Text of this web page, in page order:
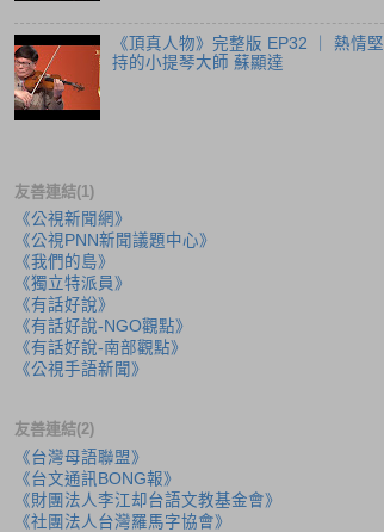
《頂真人物》完整版 EP32 ｜ 熱情堅
持的小提琴大師 蘇顯達
友善連結(1)
《公視新聞網》
《公視PNN新聞議題中心》
《我們的島》
《獨立特派員》
《有話好說》
《有話好說-NGO觀點》
《有話好說-南部觀點》
《公視手語新聞》
友善連結(2)
《台灣母語聯盟》
《台文通訊BONG報》
《財團法人李江却台語文教基金會》
《社團法人台灣羅馬字協會》